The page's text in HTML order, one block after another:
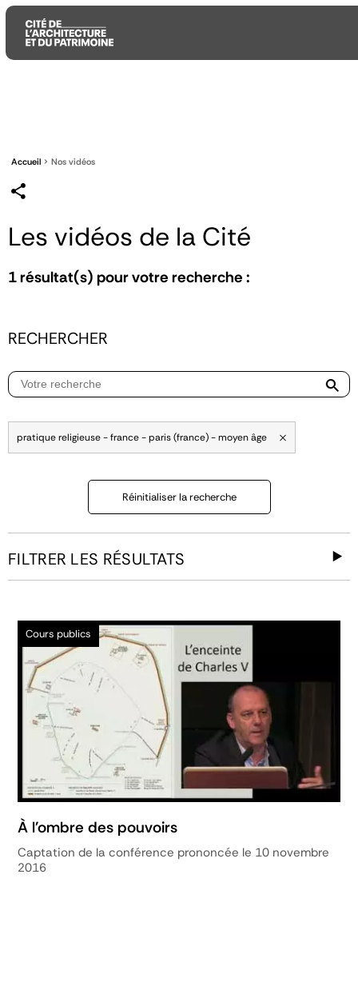
principal
principal
recherche
Accueil Nos vidéos
Les vidéos de la Cité
1résultat(s) pour votre recherche :
RECHERCHER
pratique religieuse - france - paris (france) - moyen âge
Réinitialiser la recherche
FILTRER LES RÉSULTATS
Cours publics
À l'ombre des pouvoirs
Captation de la conférence prononcée le 10 novembre
2016